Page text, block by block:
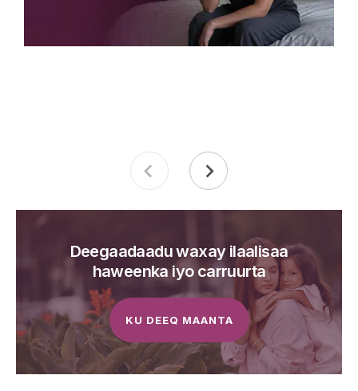
Deegaadaadu waxay ilaalisaa
haweenka iyo carruurta
KU DEEQ MAANTA